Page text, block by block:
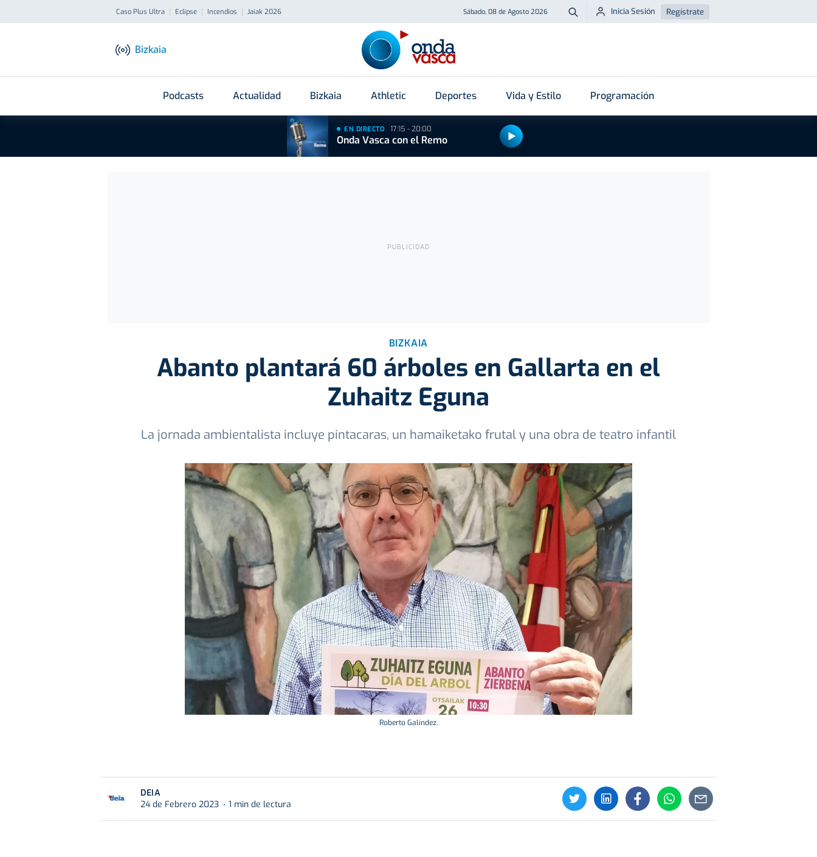
Caso Plus Ultra Eclipse Incendios Jaiak 2026 Sábado, 08 de Agosto 2026 Buscar
Inicia Sesión Regístrate
Bizkaia
Podcasts Actualidad Bizkaia Athletic Deportes Vida y Estilo Programación
EN DIRECTO 17:15 - 20:00
Onda Vasca con el Remo
BIZKAIA
Abanto plantará 60 árboles en Gallarta en el
Zuhaitz Eguna
La jornada ambientalista incluye pintacaras, un hamaiketako frutal y una obra de teatro infantil
Roberto Galíndez.
DEIA
24 de Febrero 2023
1 min de lectura